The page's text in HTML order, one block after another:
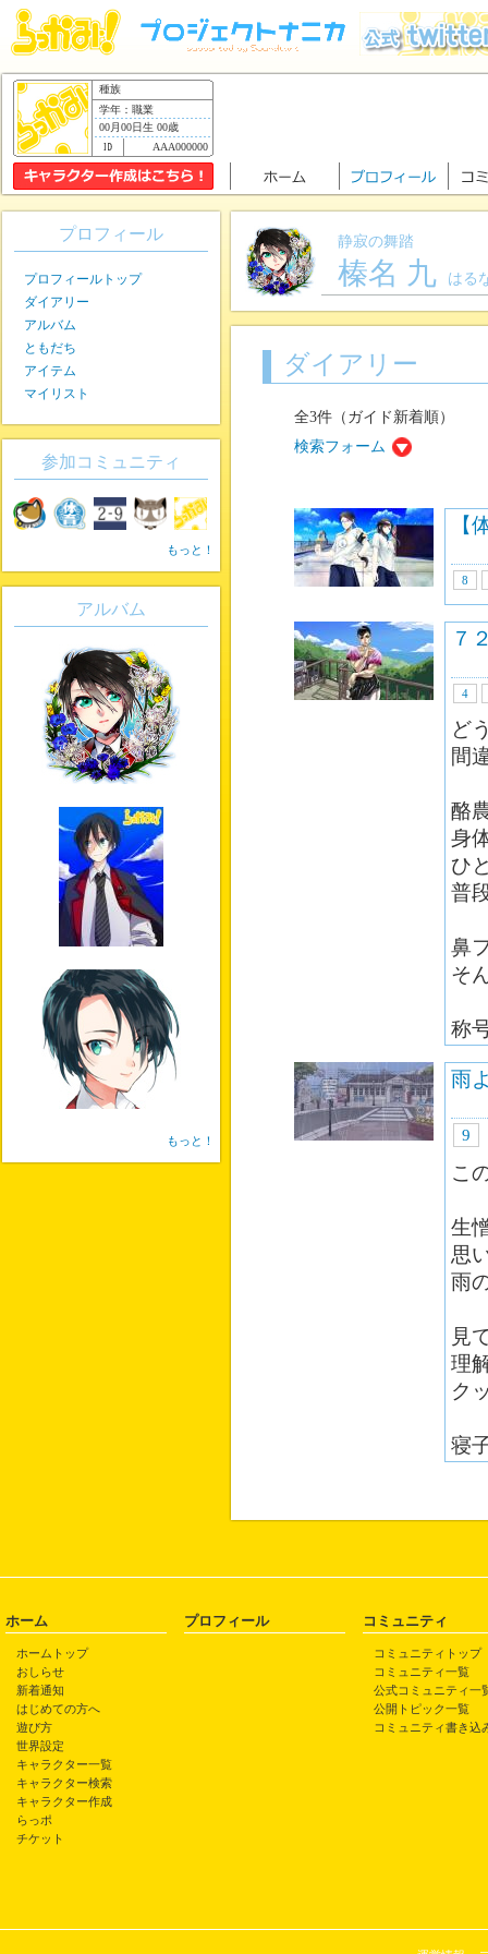
種族
学年：職業
00月00日生 00歳
AAA000000
静寂の舞踏
榛名 九 はる
ダイアリー
全3件（ガイド新着順）
検索フォーム
【
8
７
4
ど
間
酪
身
ひ
普
鼻
そ
称
雨
9
こ
生
思
雨
見
理
ク
寝
プロフィール
プロフィールトップ
ダイアリー
アルバム
ともだち
アイテム
マイリスト
参加コミュニティ
もっと！
アルバム
もっと！
ホーム
ホームトップ
おしらせ
新着通知
はじめての方へ
遊び方
世界設定
キャラクター一覧
キャラクター検索
キャラクター作成
らっポ
チケット
プロフィール コミュニティ
コミュニティトップ
コミュニティ一覧
公式コミュニティ一
公開トピック一覧
コミュニティ書き込